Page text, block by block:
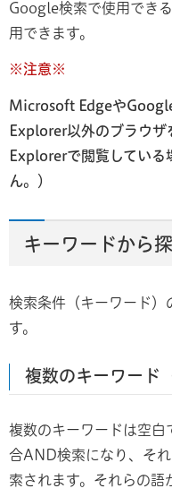
Google検索で使用でき
用できます。
※注意※
Microsoft Edgeや
Explorer以外のブラウ
Explorerで閲覧している
ん。）
キーワードから
検索条件（キーワード）
す。
複数のキーワード
複数のキーワードは空白
合AND検索になり、そ
索されます。それらの語